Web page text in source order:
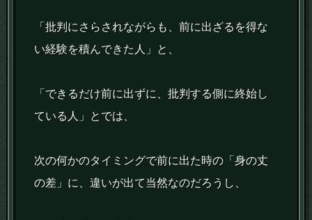
「批判にさらされながらも、前に出ざるを得な
い経験を積んできた人」と、
「できるだけ前に出ずに、批判する側に終始し
ている人」とでは、
次の何かのタイミングで前に出た時の「身の丈
の差」に、違いが出て当然なのだろうし、